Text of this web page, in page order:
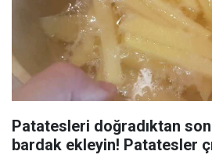
Patatesleri doğradıktan
bardak ekleyin! Patatesler